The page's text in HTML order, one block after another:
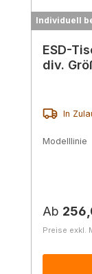
Individuell
ESD-
div.
In
Modelllinie
Ab
Preise exkl.